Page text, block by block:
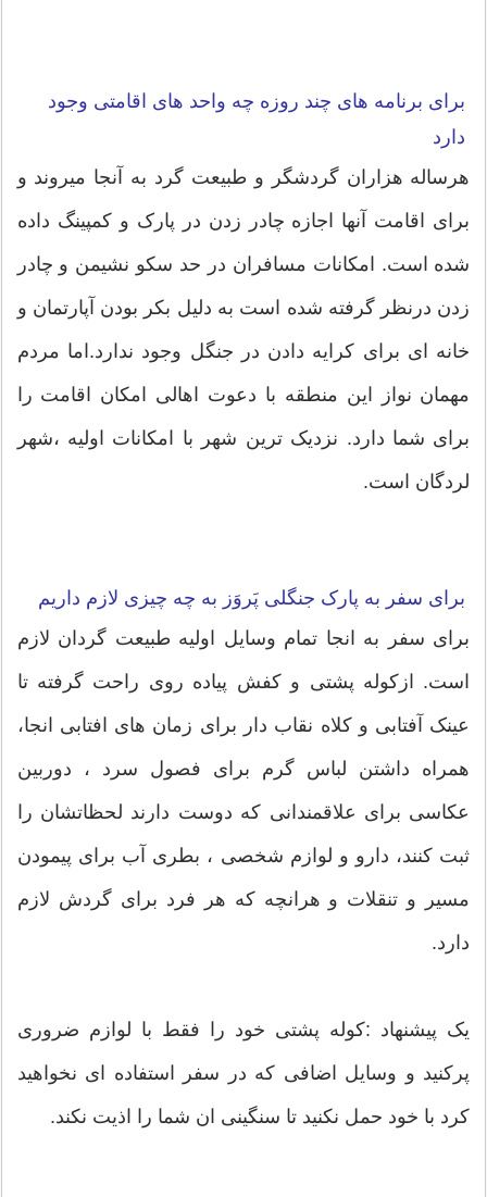
برای برنامه های چند روزه چه واحد های اقامتی وجود
دارد
هرساله هزاران گردشگر و طبیعت گرد به آنجا میروند و
برای اقامت آنها اجازه چادر زدن در پارک و کمپینگ داده
شده است. امکانات مسافران در حد سکو نشیمن و چادر
زدن درنظر گرفته شده است به دلیل بکر بودن آپارتمان و
خانه ای برای کرایه دادن در جنگل وجود ندارد.اما مردم
مهمان نواز این منطقه با دعوت اهالی امکان اقامت را
برای شما دارد. نزدیک ترین شهر با امکانات اولیه ،شهر
لردگان است.
برای سفر به پارک جنگلی پَروَز به چه چیزی لازم داریم
برای سفر به انجا تمام وسایل اولیه طبیعت گردان لازم
است. ازکوله پشتی و کفش پیاده روی راحت گرفته تا
عینک آفتابی و کلاه نقاب دار برای زمان های افتابی انجا،
همراه داشتن لباس گرم برای فصول سرد ، دوربین
عکاسی برای علاقمندانی که دوست دارند لحظاتشان را
ثبت کنند، دارو و لوازم شخصی ، بطری آب برای پیمودن
مسیر و تنقلات و هرانچه که هر فرد برای گردش لازم
دارد.
یک پیشنهاد :کوله پشتی خود را فقط با لوازم ضروری
پرکنید و وسایل اضافی که در سفر استفاده ای نخواهید
کرد با خود حمل نکنید تا سنگینی ان شما را اذیت نکند.